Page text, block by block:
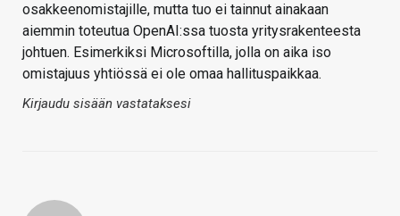
osakkeenomistajille, mutta tuo ei tainnut ainakaan
aiemmin toteutua OpenAI:ssa tuosta yritysrakenteesta
johtuen. Esimerkiksi Microsoftilla, jolla on aika iso
omistajuus yhtiössä ei ole omaa hallituspaikkaa.
Kirjaudu sisään vastataksesi